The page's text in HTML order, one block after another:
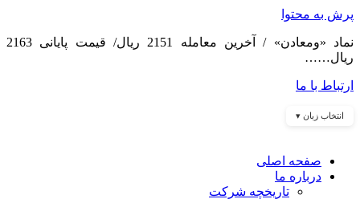
پرش به محتوا
نماد «ومعادن» / آخرین معامله 2151 ریال/ قیمت پایانی 2163
ریال……
ارتباط با ما
انتخاب زبان ▾
صفحه اصلی
درباره ما
تاریخچه شرکت